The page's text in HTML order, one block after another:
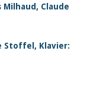
Milhaud, Claude
Stoffel, Klavier: